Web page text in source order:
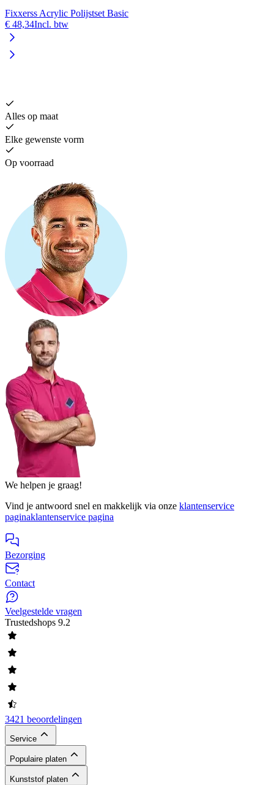
Fixxerss Acrylic Polijstset Basic
€ 48,34Incl. btw
Alles op maat
Elke gewenste vorm
Op voorraad
We helpen je graag!
Vind je antwoord snel en makkelijk via onze klantenservice
paginaklantenservice pagina
Bezorging
Contact
Veelgestelde vragen
Trustedshops 9.2
3421 beoordelingen
Service
Populaire platen
Kunststof platen